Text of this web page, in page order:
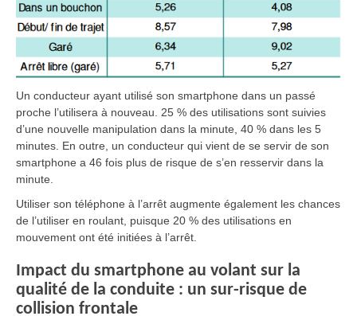
Un conducteur ayant utilisé son smartphone dans un passé
proche l’utilisera à nouveau. 25 % des utilisations sont suivies
d’une nouvelle manipulation dans la minute, 40 % dans les 5
minutes. En outre, un conducteur qui vient de se servir de son
smartphone a 46 fois plus de risque de s’en resservir dans la
minute.
Utiliser son téléphone à l’arrêt augmente également les chances
de l’utiliser en roulant, puisque 20 % des utilisations en
mouvement ont été initiées à l’arrêt.
Impact du smartphone au volant sur la
qualité de la conduite : un sur-risque de
collision frontale